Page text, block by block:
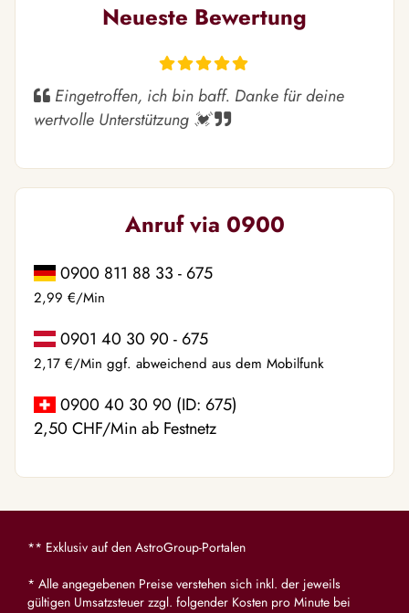
Neueste Bewertung
Eingetroffen, ich bin baff. Danke für deine
wertvolle Unterstützung 💓
Anruf via 0900
0900 811 88 33 - 675
2,99 €/Min
0901 40 30 90 - 675
2,17 €/Min ggf. abweichend aus dem Mobilfunk
0900 40 30 90 (ID: 675)
2,50 CHF/Min ab Festnetz
** Exklusiv auf den AstroGroup-Portalen
* Alle angegebenen Preise verstehen sich inkl. der jeweils
gültigen Umsatzsteuer zzgl. folgender Kosten pro Minute bei